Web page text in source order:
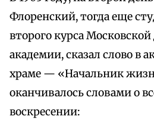
Флоренский, тогда еще
второго курса
академии, сказал слово в
храме — «Начальник
оканчивалось словами о
воскресении: